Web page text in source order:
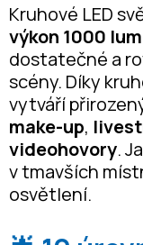
Kruhové LED
výkon 1000
dostatečné a
scény. Díky
vytváří
make-up,
videohovory.
v tmavších
osvětlení.